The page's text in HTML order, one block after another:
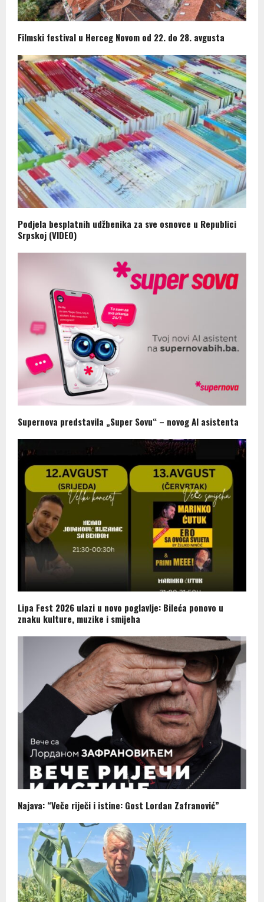
Filmski festival u Herceg Novom od 22. do 28. avgusta
Podjela besplatnih udžbenika za sve osnovce u Republici
Srpskoj (VIDEO)
Supernova predstavila „Super Sovu“ – novog AI asistenta
Lipa Fest 2026 ulazi u novo poglavlje: Bileća ponovo u
znaku kulture, muzike i smijeha
Najava: “Veče riječi i istine: Gost Lordan Zafranović”